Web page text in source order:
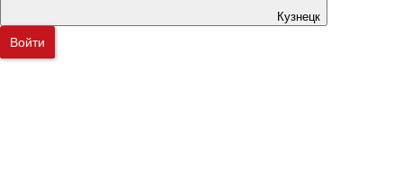
Кузнецк
Войти